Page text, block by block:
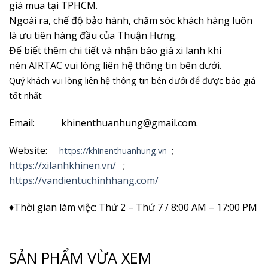
giá mua tại TPHCM.
Ngoài ra, chế độ bảo hành, chăm sóc khách hàng luôn
là ưu tiên hàng đầu của Thuận Hưng.
Để biết thêm chi tiết và nhận báo giá xi lanh khí
nén AIRTAC vui lòng liên hệ thông tin bên dưới.
Quý khách vui lòng liên hệ thông tin bên dưới để được báo giá
tốt nhất
Email: khinenthuanhung@gmail.com.
Website: https://khinenthuanhung.vn ;
https://xilanhkhinen.vn/ ;
https://vandientuchinhhang.com/
♦Thời gian làm việc: Thứ 2 – Thứ 7 / 8:00 AM – 17:00 PM
SẢN PHẨM VỪA XEM